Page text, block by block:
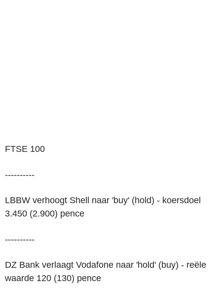
FTSE 100
----------
LBBW verhoogt Shell naar 'buy' (hold) - koersdoel
3.450 (2.900) pence
----------
DZ Bank verlaagt Vodafone naar 'hold' (buy) - reële
waarde 120 (130) pence